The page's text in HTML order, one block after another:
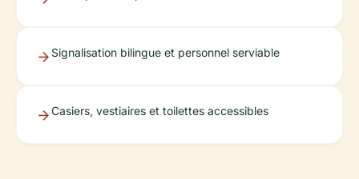
Signalisation bilingue et personnel serviable
Casiers, vestiaires et toilettes accessibles